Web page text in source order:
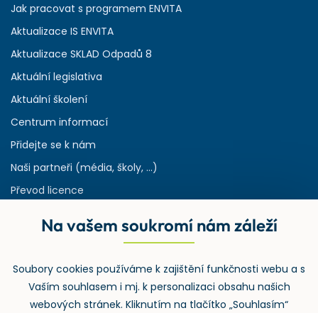
Jak pracovat s programem ENVITA
Aktualizace IS ENVITA
Aktualizace SKLAD Odpadů 8
Aktuální legislativa
Aktuální školení
Centrum informací
Přidejte se k nám
Naši partneři (média, školy, ...)
Převod licence
Rejstřík používaných zkratek v odpadech
Zpětný odběr
Na vašem soukromí nám záleží
Soubory cookies používáme k zajištění funkčnosti webu a s
Vaším souhlasem i mj. k personalizaci obsahu našich
webových stránek. Kliknutím na tlačítko „Souhlasím“